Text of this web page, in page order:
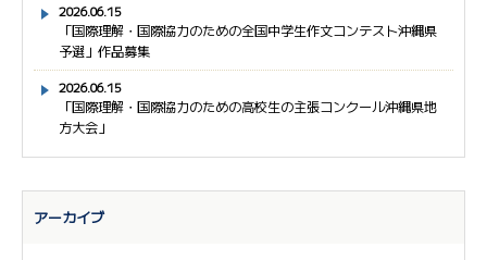
2026.06.15
「国際理解・国際協力のための全国中学生作文コンテスト沖縄県
予選」作品募集
2026.06.15
「国際理解・国際協力のための高校生の主張コンクール沖縄県地
方大会」
アーカイブ